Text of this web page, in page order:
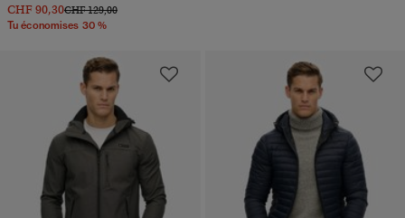
CHF 90,30Prix réduit de
CHF 129,00à
Tu économises 30 %